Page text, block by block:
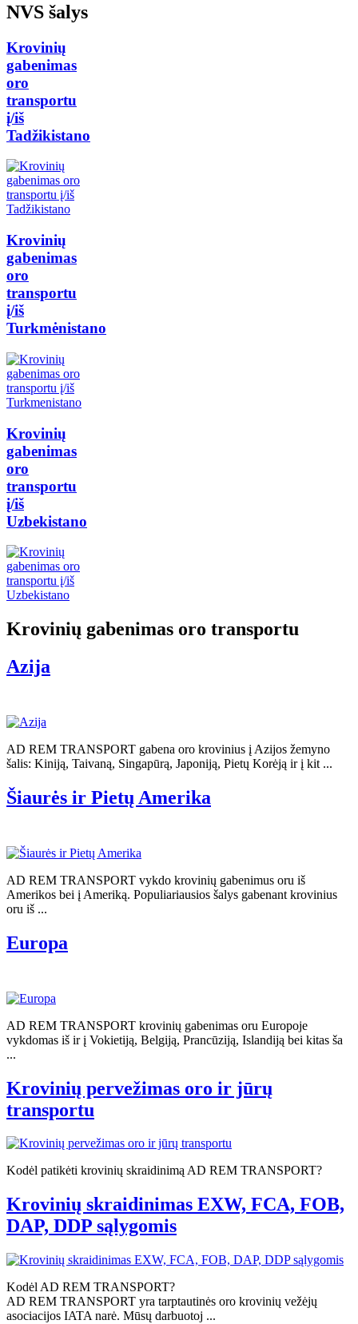
NVS šalys
Krovinių
gabenimas
oro
transportu
į/iš
Tadžikistano
Krovinių
gabenimas
oro
transportu
į/iš
Turkmėnistano
Krovinių
gabenimas
oro
transportu
į/iš
Uzbekistano
Krovinių gabenimas oro transportu
Azija
AD REM TRANSPORT gabena oro krovinius į Azijos žemyno
šalis: Kiniją, Taivaną, Singapūrą, Japoniją, Pietų Korėją ir į kit ...
Šiaurės ir Pietų Amerika
AD REM TRANSPORT vykdo krovinių gabenimus oru iš
Amerikos bei į Ameriką. Populiariausios šalys gabenant krovinius
oru iš ...
Europa
AD REM TRANSPORT krovinių gabenimas oru Europoje
vykdomas iš ir į Vokietiją, Belgiją, Prancūziją, Islandiją bei kitas ša
...
Krovinių pervežimas oro ir jūrų
transportu
Kodėl patikėti krovinių skraidinimą AD REM TRANSPORT?
Krovinių skraidinimas EXW, FCA, FOB,
DAP, DDP sąlygomis
Kodėl AD REM TRANSPORT?
AD REM TRANSPORT yra tarptautinės oro krovinių vežėjų
asociacijos IATA narė. Mūsų darbuotoj ...